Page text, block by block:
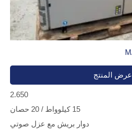
عرض المنتج
2.650
15 كيلوواط / 20 حصان
دوار بريش مع عزل صوتي